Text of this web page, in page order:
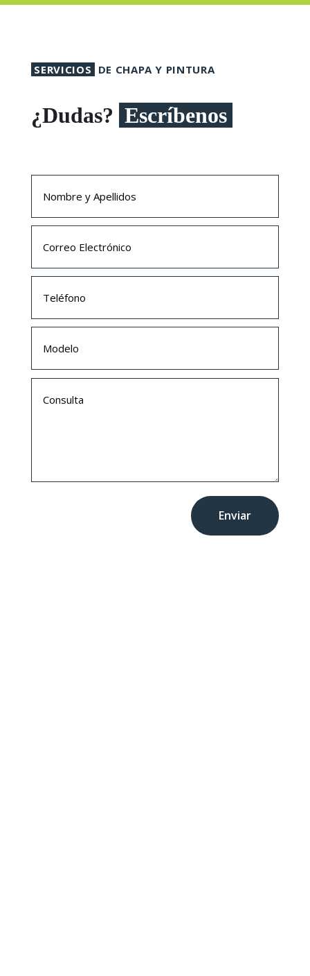
SERVICIOS DE CHAPA Y PINTURA
¿Dudas? Escríbenos
Enviar